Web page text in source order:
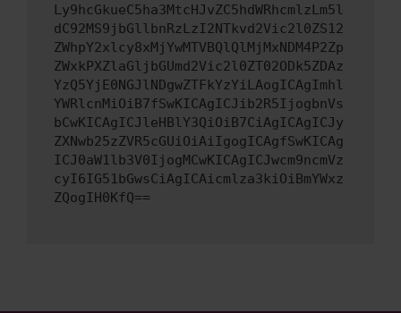
Ly9hcGkueC5ha3MtcHJvZC5hdWRhcmlzLm5l
dC92MS9jbGllbnRzLzI2NTkvd2Vic2l0ZS12
ZWhpY2xlcy8xMjYwMTVBQlQlMjMxNDM4P2Zp
ZWxkPXZlaGljbGUmd2Vic2l0ZT02ODk5ZDAz
YzQ5YjE0NGJlNDgwZTFkYzYiLAogICAgImhl
YWRlcnMiOiB7fSwKICAgICJib2R5IjogbnVs
bCwKICAgICJleHBlY3QiOiB7CiAgICAgICJy
ZXNwb25zZVR5cGUiOiAiIgogICAgfSwKICAg
ICJ0aW1lb3V0IjogMCwKICAgICJwcm9ncmVz
cyI6IG51bGwsCiAgICAicmlza3kiOiBmYWxz
ZQogIH0KfQ==